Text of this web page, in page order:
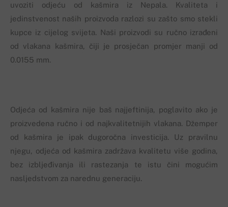
uvoziti odjeću od kašmira iz Nepala. Kvaliteta i
jedinstvenost naših proizvoda razlozi su zašto smo stekli
kupce iz cijelog svijeta. Naši proizvodi su ručno izrađeni
od vlakana kašmira, čiji je prosječan promjer manji od
0.0155 mm.
Odjeća od kašmira nije baš najjeftinija, poglavito ako je
proizvedena ručno i od najkvalitetnijih vlakana. Džemper
od kašmira je ipak dugoročna investicija. Uz pravilnu
njegu, odjeća od kašmira zadržava kvalitetu više godina,
bez izbljeđivanja ili rastezanja te istu čini mogućim
nasljedstvom za narednu generaciju.